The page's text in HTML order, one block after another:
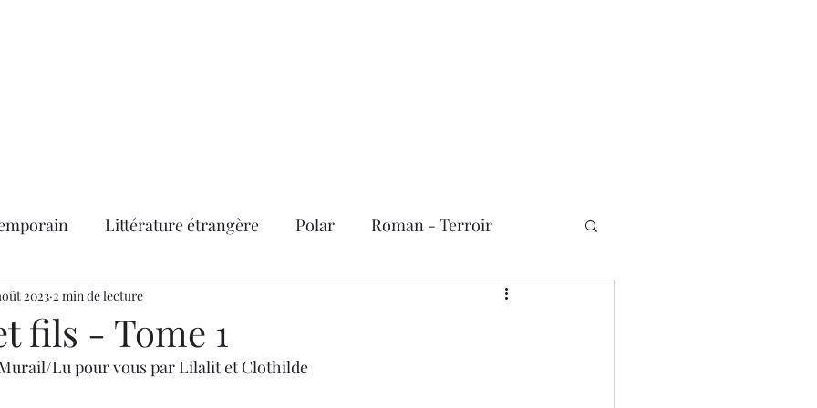
Littérature étrangère Polar Roman - Terroir
BD adultes
littéraires Roman historique Roman noir
fils - Tome 1
2023 2 min de lecture
Lu pour vous par Lilalit et Clothilde